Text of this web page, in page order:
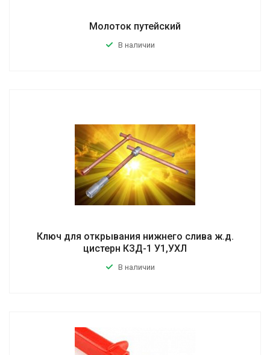
Молоток путейский
В наличии
Ключ для открывания нижнего слива ж.д.
цистерн КЗД-1 У1,УХЛ
В наличии